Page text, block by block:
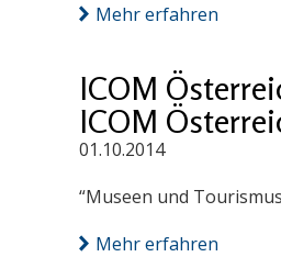
Mehr erfahren
ICOM
ICOM
01.10.2014
“Museen und
Mehr erfahren